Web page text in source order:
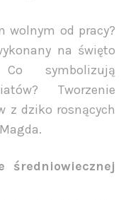
wolnym od pracy?
na święto
symbolizują
Tworzenie
z dziko rosnących
średniowiecznej